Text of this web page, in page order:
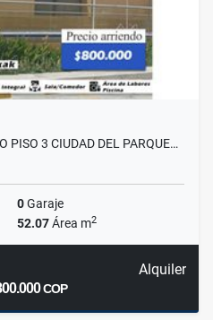
PISO 3 CIUDAD DEL PARQUE…
0Garaje
52.07Área m2
Alquiler
COP